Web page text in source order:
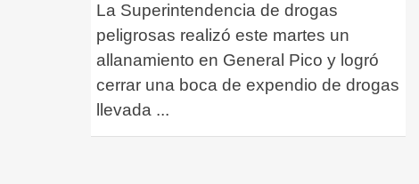
La Superintendencia de drogas
peligrosas realizó este martes un
allanamiento en General Pico y logró
cerrar una boca de expendio de drogas
llevada ...